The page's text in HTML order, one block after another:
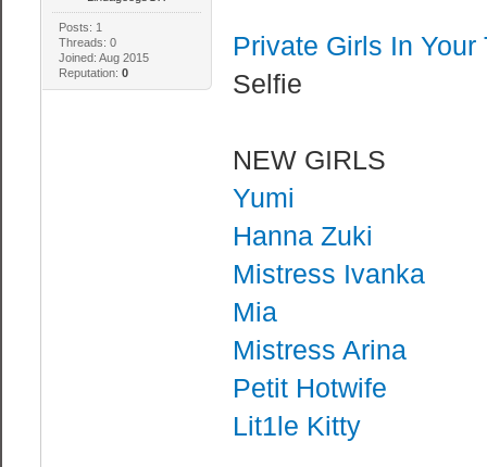
Posts: 1
Threads: 0
Joined: Aug 2015
Reputation: 0
Private Girls In Your
Selfie
NEW GIRLS
Yumi
Hanna Zuki
Mistress Ivanka
Mia
Mistress Arina
Petit Hotwife
Lit1le Kitty